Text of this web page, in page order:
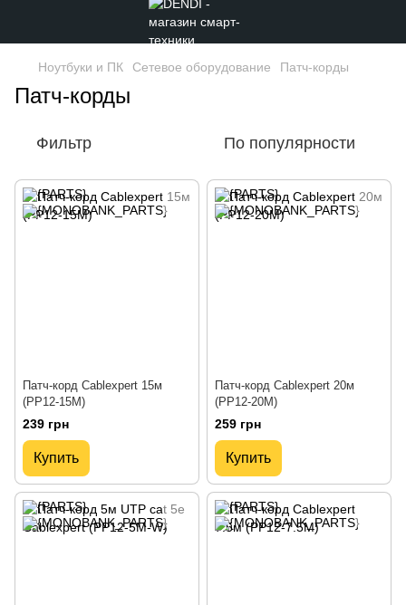
Ноутбуки и ПК Сетевое оборудование Патч-корды
Патч-корды
Фильтр По популярности
Патч-корд Cablexpert 15м
(PP12-15M)
239 грн
Купить
Патч-корд Cablexpert 20м
(PP12-20M)
259 грн
Купить